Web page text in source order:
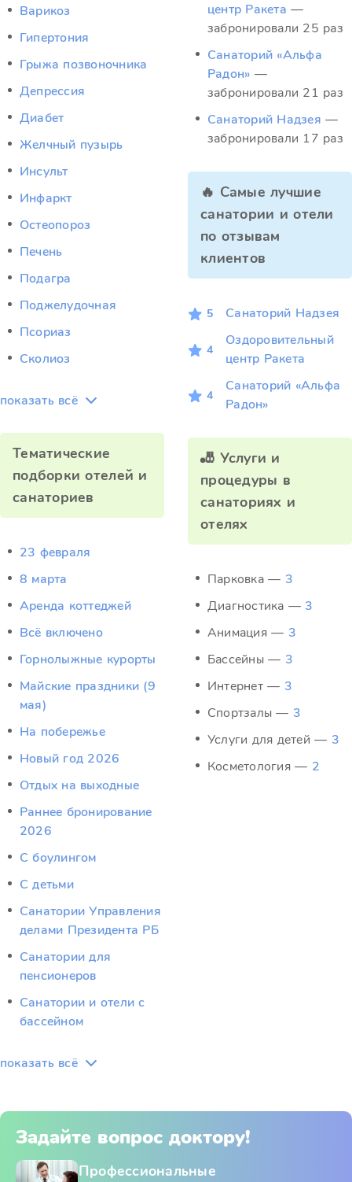
Варикоз
Гипертония
Грыжа позвоночника
Депрессия
Диабет
Желчный пузырь
Инсульт
Инфаркт
Остеопороз
Печень
Подагра
Поджелудочная
Псориаз
Сколиоз
показать всё
Тематические
подборки отелей и
санаториев
23 февраля
8 марта
Аренда коттеджей
Всё включено
Горнолыжные курорты
Майские праздники (9
мая)
На побережье
Новый год 2026
Отдых на выходные
Раннее бронирование
2026
С боулингом
С детьми
Санатории Управления
делами Президента РБ
Санатории для
пенсионеров
Санатории и отели с
бассейном
показать всё
центр Ракета —
забронировали 25 раз
Санаторий «Альфа
Радон» —
забронировали 21 раз
Санаторий Надзея —
забронировали 17 раз
🔥 Самые лучшие
санатории и отели
по отзывам
клиентов
5 Санаторий Надзея
4
Оздоровительный
центр Ракета
4
Санаторий «Альфа
Радон»
🎳 Услуги и
процедуры в
санаториях и
отелях
Парковка — 3
Диагностика — 3
Анимация — 3
Бассейны — 3
Интернет — 3
Спортзалы — 3
Услуги для детей — 3
Косметология — 2
Задайте вопрос доктору!
Профессиональные